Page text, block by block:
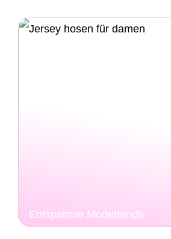
Entspannte Modetrends